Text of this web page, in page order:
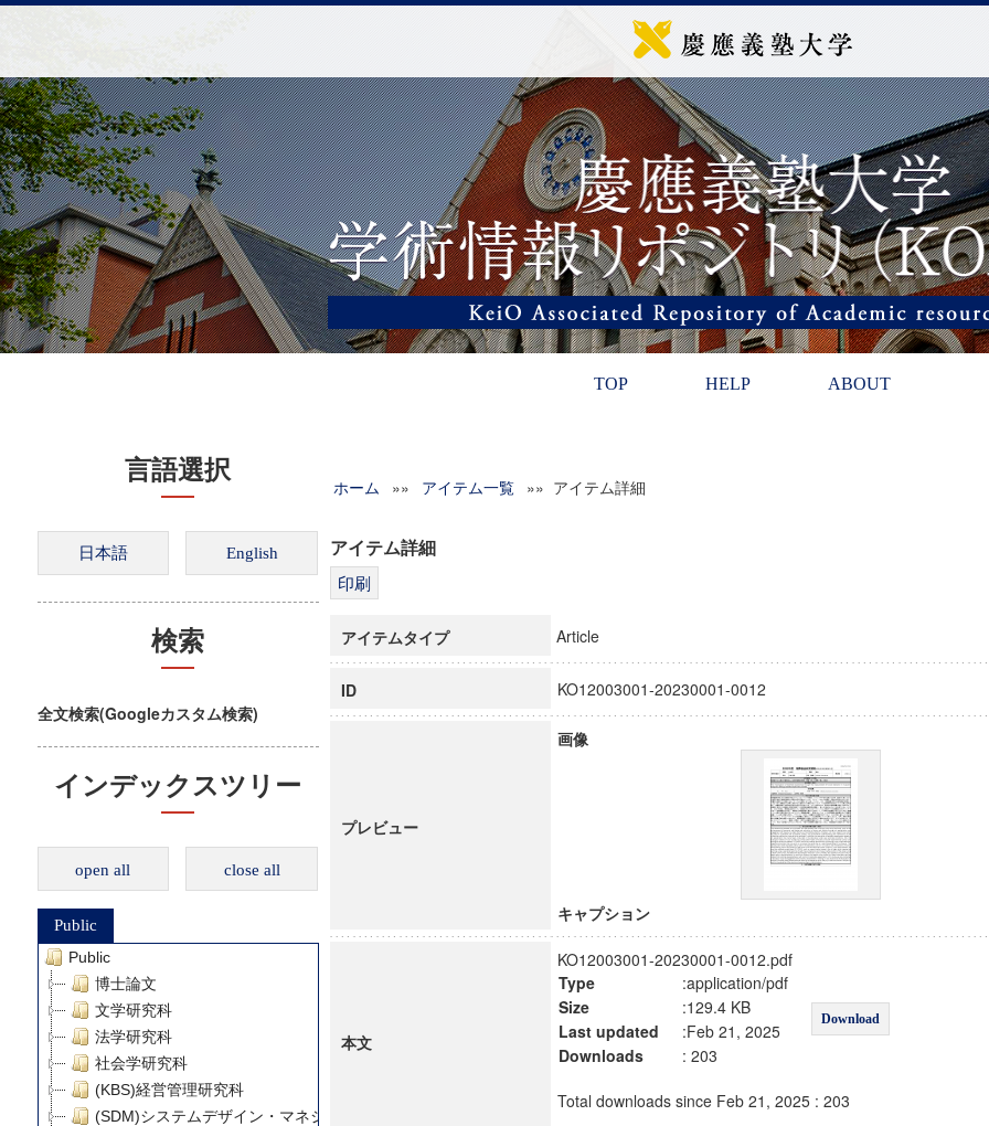
TOP HELP ABOUT
言語選択
検索
全文検索(Googleカスタム検索)
インデックスツリー
open all close all
Public
Public
博士論文
文学研究科
法学研究科
社会学研究科
(KBS)経営管理研究科
(SDM)システムデザイン・マネジメント研究科
ホーム »» アイテム一覧 »» アイテム詳細
アイテム詳細
アイテムタイプ Article
ID KO12003001-20230001-0012
プレビュー
画像
キャプション
本文
KO12003001-20230001-0012.pdf
Type
:application/pdf
Download
Size
:129.4 KB
Last updated
:Feb 21, 2025
Downloads
: 203
Total downloads since Feb 21, 2025 : 203